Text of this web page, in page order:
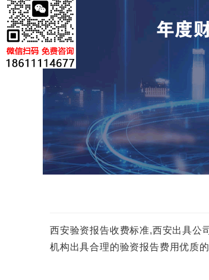
西安验资报告收费标准,西安出具
机构出具合理的验资报告费用优质